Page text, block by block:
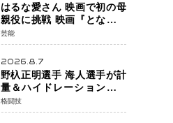
はるな愛さん 映画で初の母
親役に挑戦 映画『となりの
とらんす少女ちゃん』11月7
日公開 未来の自分との対話
を描く注目作
芸能
2026.8.7
野杁正明選手 海人選手が計
量＆ハイドレーションテス
トをクリア「ONE
SAMURAI 2」決戦へ万全の
格闘技